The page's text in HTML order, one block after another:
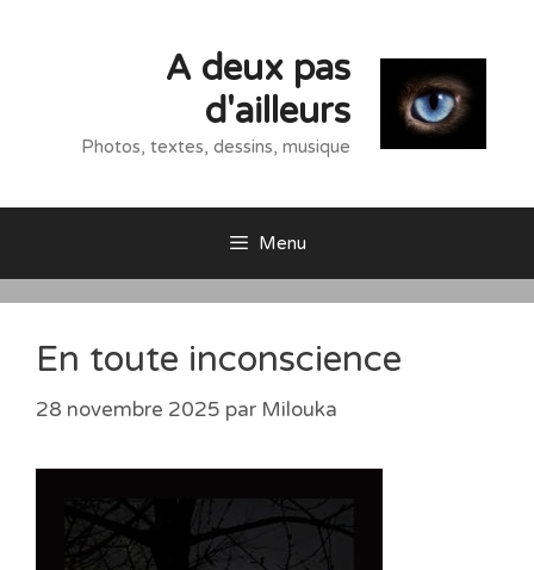
A deux pas
d'ailleurs
Photos, textes, dessins, musique
Menu
En toute inconscience
28 novembre 2025 par Milouka